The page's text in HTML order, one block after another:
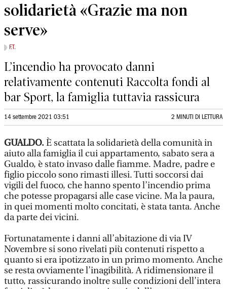
solidarietà «Grazie ma non
serve»
F.T.
L’incendio ha provocato danni
relativamente contenuti Raccolta fondi al
bar Sport, la famiglia tuttavia rassicura
14 settembre 2021 03:51 2 MINUTI DI LETTURA
GUALDO.È scattata la solidarietà della comunità in
aiuto alla famiglia il cui appartamento, sabato sera a
Gualdo, è stato invaso dalle fiamme. Madre, padre e
figlio piccolo sono rimasti illesi. Tutti soccorsi dai
vigili del fuoco, che hanno spento l’incendio prima
che potesse propagarsi alle case vicine. Ma la paura,
in quei momenti molto concitati, è stata tanta. Anche
da parte dei vicini.
Fortunatamente i danni all’abitazione di via IV
Novembre si sono rivelati più contenuti rispetto a
quanto si era ipotizzato in un primo momento. Anche
se resta ovviamente l’inagibilità. A ridimensionare il
tutto, rassicurando inoltre sulle condizioni dell’intera